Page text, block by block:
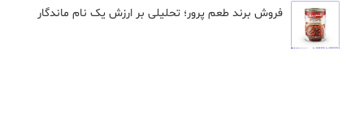
فروش برند طعم پرور؛ تحلیلی بر ارزش یک نام ماندگار